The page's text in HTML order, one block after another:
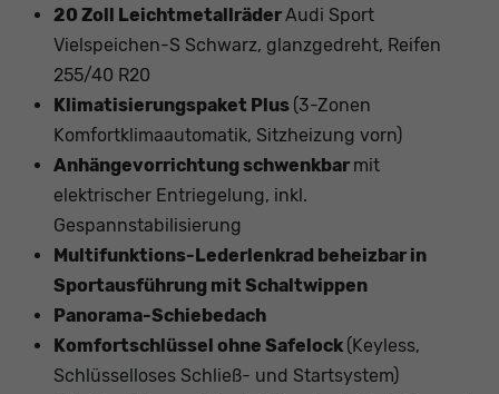
20 Zoll LeichtmetallräderAudi Sport
Vielspeichen-S Schwarz, glanzgedreht, Reifen
255/40 R20
Klimatisierungspaket Plus (3-Zonen
Komfortklimaautomatik, Sitzheizung vorn)
An hängevorrichtung schwenkbar mit
elektrischer Entriegelung, inkl.
Gespannstabilisierung
Multifunktions-Lederlenkrad beheizbar in
Sportausführung mit Schaltwippen
Panorama-Schiebedach
Komfortschlüssel ohne Safelock (Keyless,
Schlüsselloses Schließ- und Startsystem)